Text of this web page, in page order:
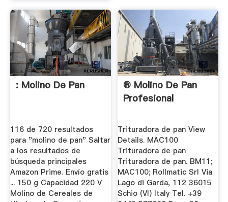
: Molino De Pan
116 de 720 resultados
para "molino de pan" Saltar
a los resultados de
búsqueda principales
Amazon Prime. Envío gratis
... 150 g Capacidad 220 V
Molino de Cereales de
® Molino De Pan
Profesional
Trituradora de pan View
Details. MAC100
Trituradora de pan
Trituradora de pan. BM11;
MAC100; Rollmatic Srl Via
Lago di Garda, 112 36015
Schio (VI) Italy Tel. +39